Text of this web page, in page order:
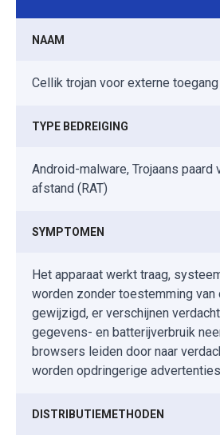
NAAM
Cellik trojan voor externe toegang
TYPE BEDREIGING
Android-malware, Trojaans paard
afstand (RAT)
SYMPTOMEN
Het apparaat werkt traag,
worden zonder toestemming van
gewijzigd, er verschijnen
gegevens- en batterijverbruik
browsers leiden door naar
worden opdringerige
DISTRIBUTIEMETHODEN